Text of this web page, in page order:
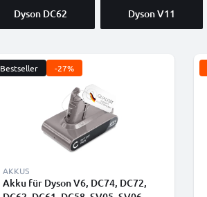
Dyson DC62 Dyson V11
Bestseller -27%
AKKUS
Akku für Dyson V6, DC74, DC72,